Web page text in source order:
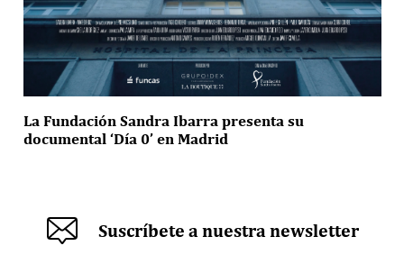
La Fundación Sandra Ibarra presenta su
documental ‘Día 0’ en Madrid
Suscríbete a nuestra newsletter